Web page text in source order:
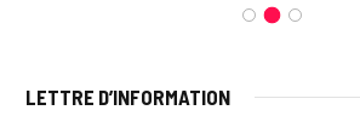
LETTRE D’INFORMATION